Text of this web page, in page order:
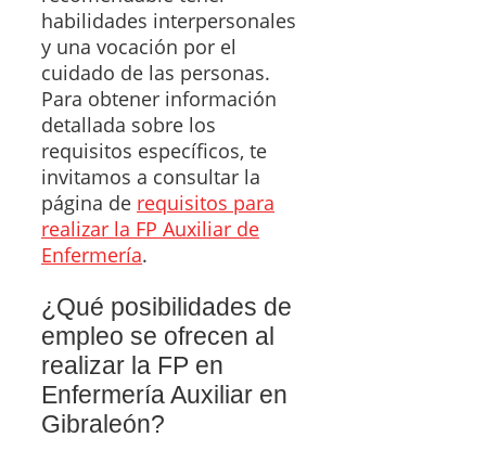
habilidades interpersonales
y una vocación por el
cuidado de las personas.
Para obtener información
detallada sobre los
requisitos específicos, te
invitamos a consultar la
página de requisitos para
realizar la FP Auxiliar de
Enfermería.
¿Qué posibilidades de
empleo se ofrecen al
realizar la FP en
Enfermería Auxiliar en
Gibraleón?